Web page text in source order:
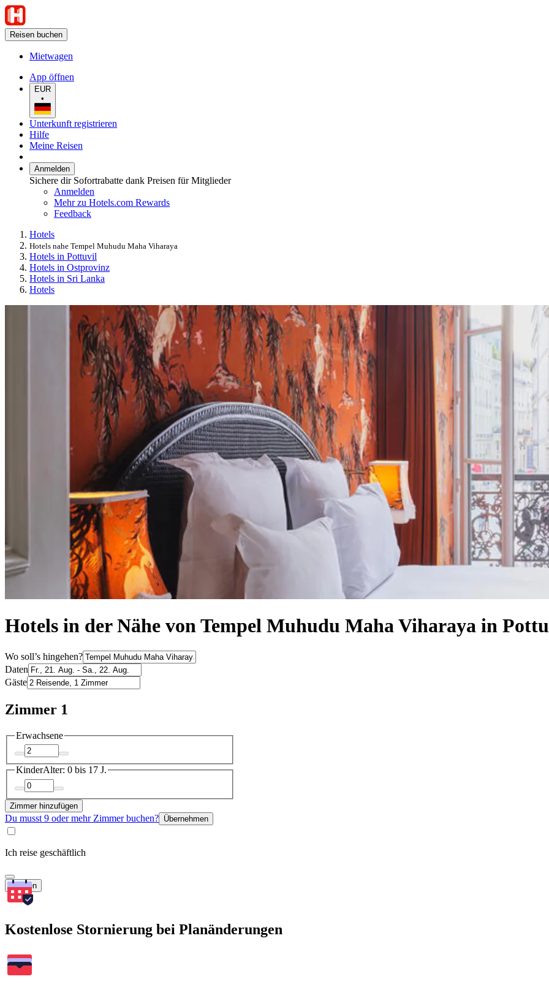
Reisen buchen
Mietwagen
App öffnen
EUR
•
Unterkunft registrieren
Hilfe
Meine Reisen
Anmelden
Sichere dir Sofortrabatte dank Preisen für Mitglieder
Anmelden
Mehr zu Hotels.com Rewards
Feedback
Hotels
Hotels nahe Tempel Muhudu Maha Viharaya
Hotels in Pottuvil
Hotels in Ostprovinz
Hotels in Sri Lanka
Hotels
Hotels in der Nähe von Tempel Muhudu Maha Viharaya in
Wo soll’s hingehen?
Daten
Gäste
Zimmer 1
Erwachsene
KinderAlter: 0 bis 17 J.
Zimmer hinzufügen
Du musst 9 oder mehr Zimmer buchen? Übernehmen
Ich reise geschäftlich
Suchen
Kostenlose Stornierung bei Planänderungen